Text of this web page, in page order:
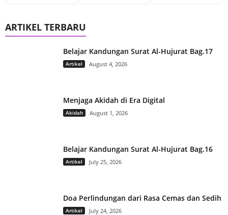
ARTIKEL TERBARU
Belajar Kandungan Surat Al-Hujurat Bag.17
Artikel August 4, 2026
Menjaga Akidah di Era Digital
Akidah August 1, 2026
Belajar Kandungan Surat Al-Hujurat Bag.16
Artikel July 25, 2026
Doa Perlindungan dari Rasa Cemas dan Sedih
Artikel July 24, 2026